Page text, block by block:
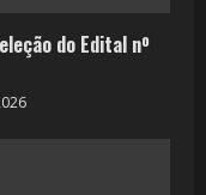
do Edital nº